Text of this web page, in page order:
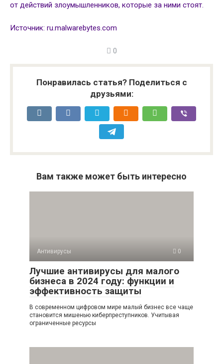
от действий злоумышленников, которые за ними стоят.
Источник: ru.malwarebytes.com
0
Понравилась статья? Поделиться с
друзьями:
Вам также может быть интересно
Антивирусы 0
Лучшие антивирусы для малого
бизнеса в 2024 году: функции и
эффективность защиты
В современном цифровом мире малый бизнес все чаще
становится мишенью киберпреступников. Учитывая
ограниченные ресурсы